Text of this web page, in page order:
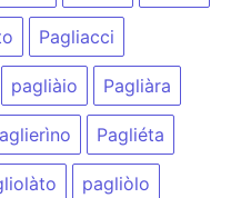
Pagliacci
pagliàio Pagliàra
Pagliéta
pagliòlo